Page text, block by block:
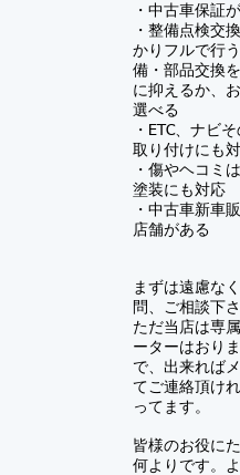
・中古車保証
​・ 整備点検交
かりフルで行
備・部品交換
に抑えるか、
選べる
・ETC、ナビ
取り付けにも
・傷やヘコミ
塗装にも対応
・中古車新車
店舗がある
まずは遠慮な
問、ご相談下さ
ただ当店は専
ーターはおり
で、出来れば
てご連絡頂け
ってます。
皆様のお役に
何よりです。